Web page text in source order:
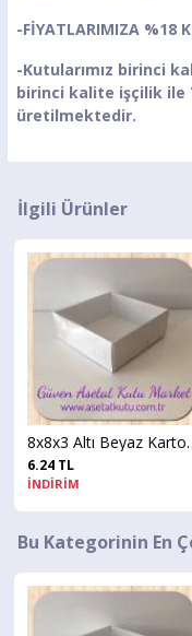
-FİYATLARIMIZA %18
-Kutularımız birinci
birinci kalite işçilik ile
üretilmektedir.
İlgili Ürünler
8x8x3 Altı Beyaz Karton Üstü Asetat Kutu
Bu Kategorinin En